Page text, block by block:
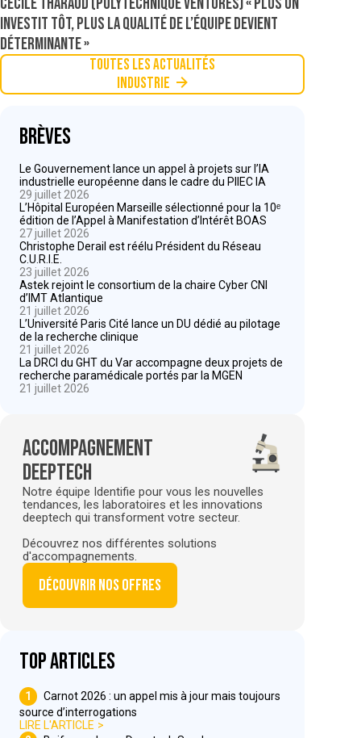
investit tôt, plus la qualité de l’équipe devient
déterminante »
Toutes les actualités
Industrie
Brèves
Le Gouvernement lance un appel à projets sur l’IA
industrielle européenne dans le cadre du PIIEC IA
29 juillet 2026
L’Hôpital Européen Marseille sélectionné pour la 10ᵉ
édition de l’Appel à Manifestation d’Intérêt BOAS
27 juillet 2026
Christophe Derail est réélu Président du Réseau
C.U.R.I.E.
23 juillet 2026
Astek rejoint le consortium de la chaire Cyber CNI
d’IMT Atlantique
21 juillet 2026
L’Université Paris Cité lance un DU dédié au pilotage
de la recherche clinique
21 juillet 2026
La DRCI du GHT du Var accompagne deux projets de
recherche paramédicale portés par la MGEN
21 juillet 2026
Accompagnement
deeptech
Notre équipe Identifie pour vous les nouvelles
tendances, les laboratoires et les innovations
deeptech qui transforment votre secteur.
Découvrez nos différentes solutions
d'accompagnements.
Découvrir nos offres
Top articles
1
Carnot 2026 : un appel mis à jour mais toujours
source d’interrogations
LIRE L'ARTICLE